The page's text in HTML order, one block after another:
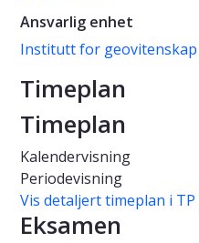
Ansvarlig enhet
Institutt for geovitenskap
Timeplan
Timeplan
Kalendervisning
Periodevisning
Vis detaljert timeplan i TP
Eksamen